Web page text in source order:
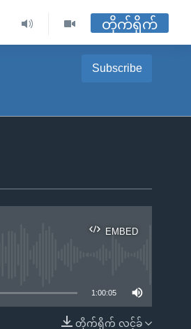
တိုက်ရိုက်
Subscribe
EMBED
1:00:05
တိုက်ရိုက် လင့်ခ်